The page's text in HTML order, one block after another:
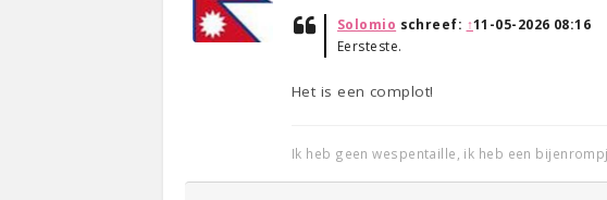
Solomio schreef: ↑11-05-2026 08:16
Eersteste.
Het is een complot!
Ik heb geen wespentaille, ik heb een